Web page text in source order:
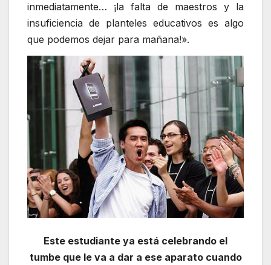
inmediatamente… ¡la falta de maestros y la
insuficiencia de planteles educativos es algo
que podemos dejar para mañana!».
Este estudiante ya está celebrando el
tumbe que le va a dar a ese aparato cuando